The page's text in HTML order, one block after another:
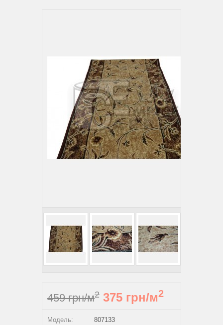
459 грн/м2 375 грн/м2
Модель:
807133